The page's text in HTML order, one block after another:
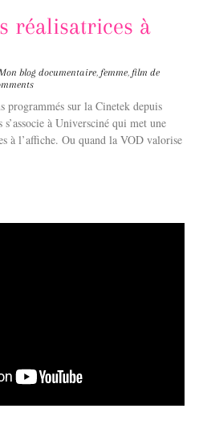
réalisatrices à
Mon blog documentaire, femme, film de
programmés sur la Cinetek depuis
à Universciné qui met une
à l’affiche. Ou quand la VOD valorise